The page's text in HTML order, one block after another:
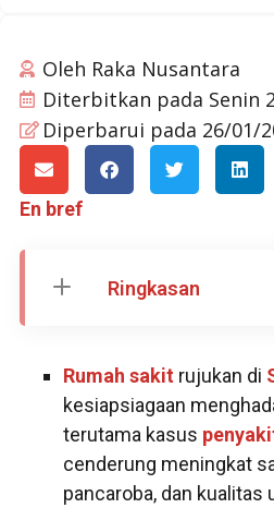
Oleh Raka Nusantara
Diterbitkan pada Senin
Diperbarui pada 26/01/
En bref
Ringkasan
Rumah sakit rujukan di
kesiapsiagaan
terutama kasus
cenderung meningkat
pancaroba, dan kualitas